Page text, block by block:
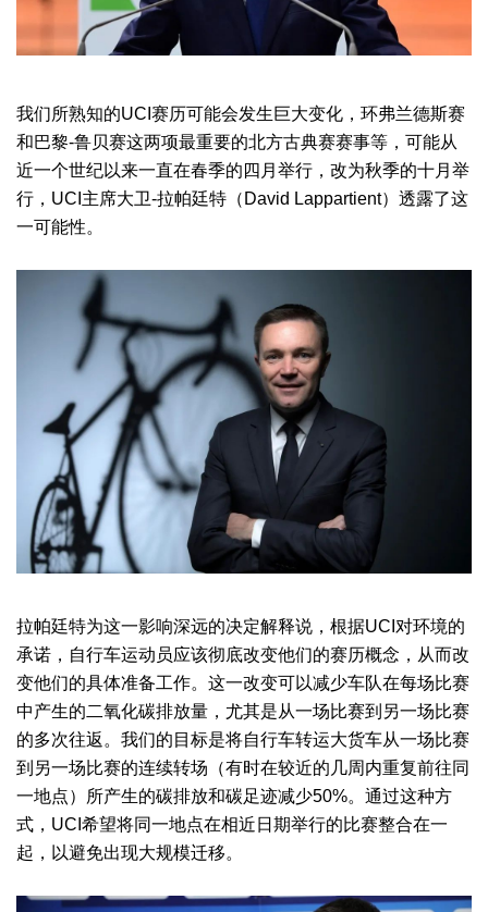
我们所熟知的UCI赛历可能会发生巨大变化，环弗兰德斯赛
和巴黎-鲁贝赛这两项最重要的北方古典赛赛事等，可能从
近一个世纪以来一直在春季的四月举行，改为秋季的十月举
行，UCI主席大卫-拉帕廷特（David Lappartient）透露了这
一可能性。
拉帕廷特为这一影响深远的决定解释说，根据UCI对环境的
承诺，自行车运动员应该彻底改变他们的赛历概念，从而改
变他们的具体准备工作。这一改变可以减少车队在每场比赛
中产生的二氧化碳排放量，尤其是从一场比赛到另一场比赛
的多次往返。我们的目标是将自行车转运大货车从一场比赛
到另一场比赛的连续转场（有时在较近的几周内重复前往同
一地点）所产生的碳排放和碳足迹减少50%。通过这种方
式，UCI希望将同一地点在相近日期举行的比赛整合在一
起，以避免出现大规模迁移。